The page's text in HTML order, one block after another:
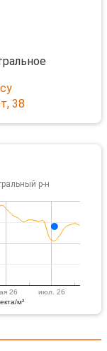
38
р-н
м²
26 июл. 26